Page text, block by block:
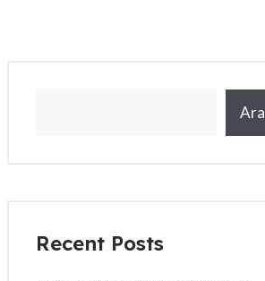
Ara
Recent Posts